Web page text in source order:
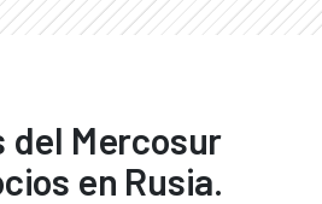
del Mercosur
en Rusia.